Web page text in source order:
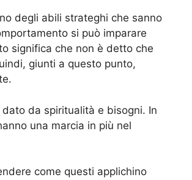
degli abili strateghi che sanno
si può imparare
significa che non è detto che
giunti a questo punto,
da spiritualità e bisogni. In
una marcia in più nel
come questi applichino